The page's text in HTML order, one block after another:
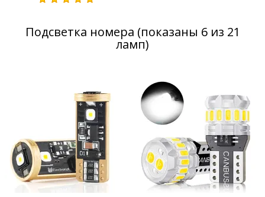
Подсветка номера (показаны 6 из 21
ламп)